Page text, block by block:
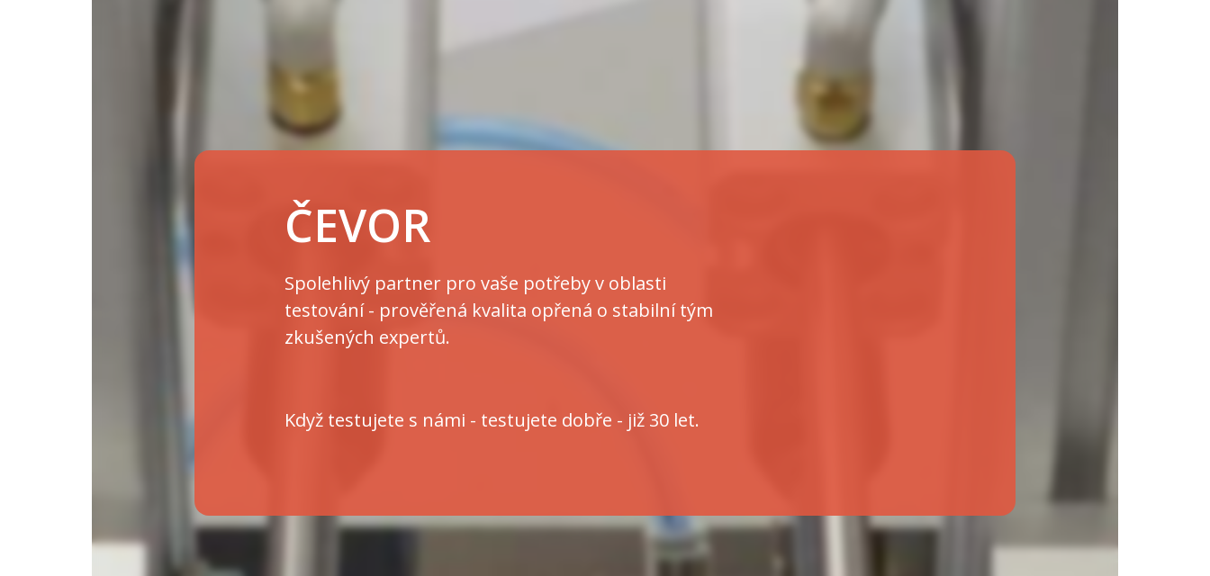
ČEVOR
Spolehlivý partner pro vaše potřeby v oblasti
testování - prověřená kvalita opřená o stabilní tým
zkušených expertů.
Když testujete s námi - testujete dobře - již 30 let.